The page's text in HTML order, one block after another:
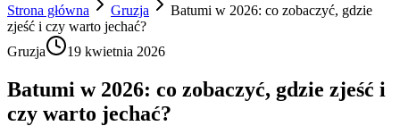
Strona główna
Gruzja
Batumi w 2026: co zobaczyć, gdzie
zjeść i czy warto jechać?
Gruzja
19 kwietnia 2026
Batumi w 2026: co zobaczyć, gdzie zjeść i
czy warto jechać?